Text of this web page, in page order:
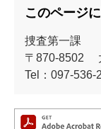
このページ
捜査第一課
〒870-8502
Tel：097-536-